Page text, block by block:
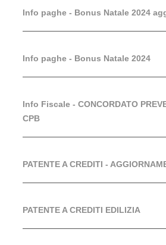
Info paghe - Bonus Natale 2024
Info paghe - Bonus Natale 2024
Info Fiscale - CONCORDATO
CPB
PATENTE A CREDITI -
PATENTE A CREDITI EDILIZIA